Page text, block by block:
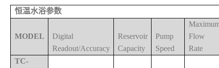
恒温水浴参数
MODEL
Digital
Readout/Accuracy
Reservoir
Capacity
Pump
Speed
Flow
Rate
TC-